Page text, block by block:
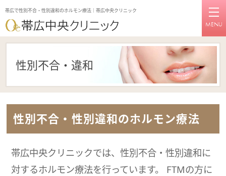
帯広で性別不合・性別違和のホルモン療法｜帯広中央クリニック
MENU
性別不合・違和
性別不合・性別違和のホルモン療法
帯広中央クリニックでは、性別不合・性別違和に
対するホルモン療法を行っています。 FTMの方に